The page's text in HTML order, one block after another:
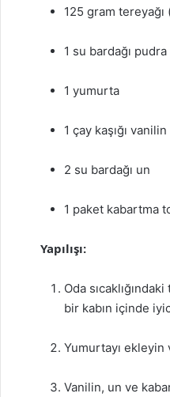
125 gram tereyağı
1 su bardağı
1 yumurta
1 çay kaşığı vanilin
2 su bardağı un
1 paket kabartma
Yapılışı:
Oda
bir kabın içinde
Yumurtayı ekleyin
Vanilin, un ve